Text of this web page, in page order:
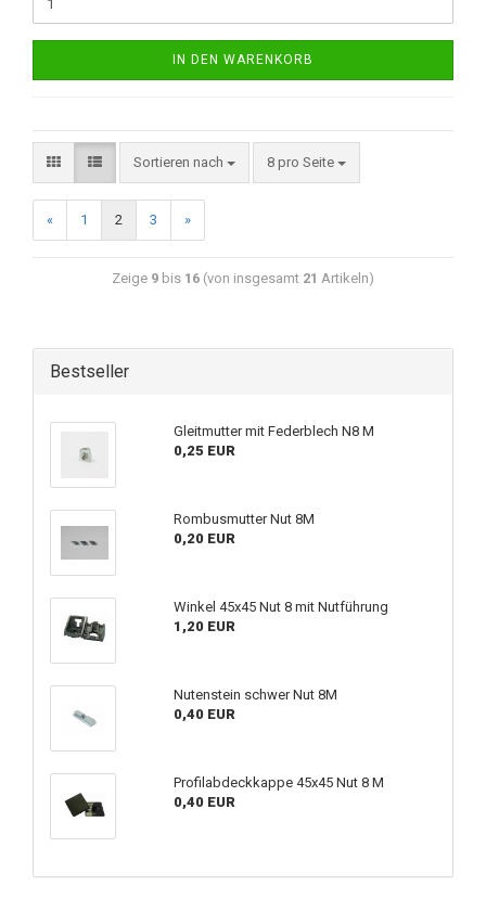
IN DEN WARENKORB
Sortieren nach 8 pro Seite
« 1 2 3 »
Zeige 9 bis 16 (von insgesamt 21 Artikeln)
Bestseller
Gleitmutter mit Federblech N8 M
0,25 EUR
Rombusmutter Nut 8M
0,20 EUR
Winkel 45x45 Nut 8 mit Nutführung
1,20 EUR
Nutenstein schwer Nut 8M
0,40 EUR
Profilabdeckkappe 45x45 Nut 8 M
0,40 EUR